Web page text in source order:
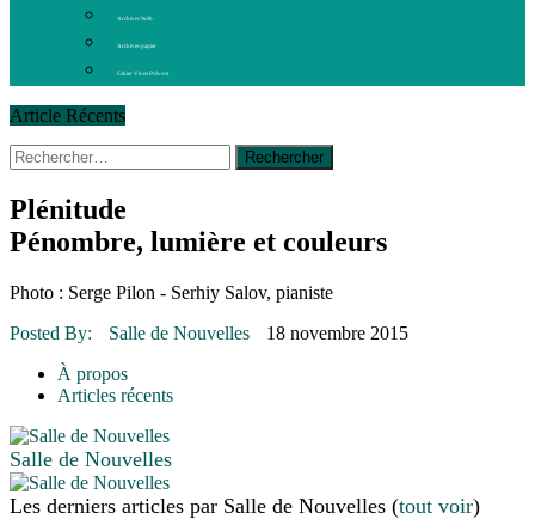
Archives Web
Archives papier
Cahier Vivez Prévost
Article Récents
14 octobre 2015
La course de boîtes à savon du club
Le rendez-vous des bolides
30 juin 2015
16 juillet 2026 | Une Saint-Jean rassembleuse
16 juillet 2026
| POLITIQUE
16 juillet 2026
ENVIRONNEMENT
16 juillet 2026 | COMMUNAUTAIRE
Rechercher :
Plénitude
Pénombre, lumière et couleurs
Photo : Serge Pilon - Serhiy Salov, pianiste
Posted By:
Salle de Nouvelles
18 novembre 2015
À propos
Articles récents
Salle de Nouvelles
Les derniers articles par Salle de Nouvelles (tout voir)